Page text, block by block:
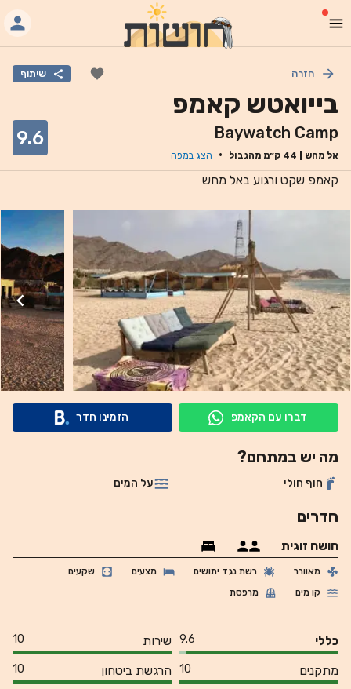
חזרה שיתוף
בייואטש קאמפ
Baywatch Camp
אל מחש 44 ק״מ מהגבול · הצג במפה
9.6
קאמפ שקט ורגוע באל מחש
דברו עם הקאמפ הזמינו חדר
מה יש במתחם?
חוף חולי על המים
חדרים
חושה זוגית
מאוורר רשת נגד יתושים מצעים
שקעים
קו מים
מרפסת
כללי 9.6 שירות 10
מתקנים 10 הרגשת ביטחון 10